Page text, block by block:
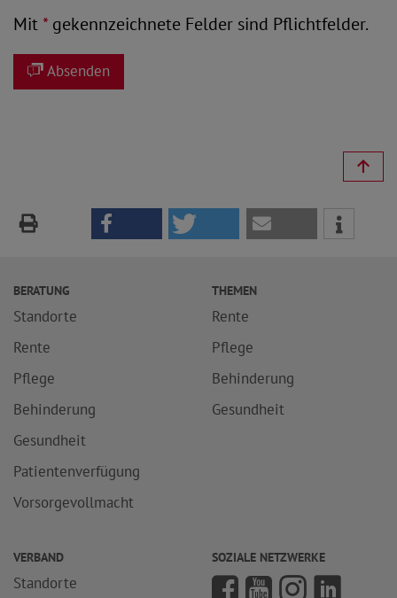
Mit*gekennzeichnete Felder sind Pflichtfelder.
Absenden
BERATUNG
Standorte
Rente
Pflege
Behinderung
Gesundheit
Patientenverfügung
Vorsorgevollmacht
THEMEN
Rente
Pflege
Behinderung
Gesundheit
VERBAND
Standorte
SOZIALE NETZWERKE